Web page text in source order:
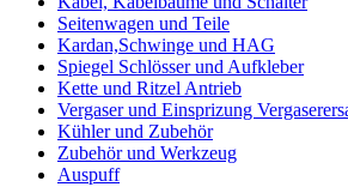
Seitenwagen und Teile
Kardan,Schwinge und HAG
Spiegel Schlösser und Aufkleber
Kette und Ritzel Antrieb
Vergaser und Einsprizung
Kühler und Zubehör
Zubehör und Werkzeug
Auspuff